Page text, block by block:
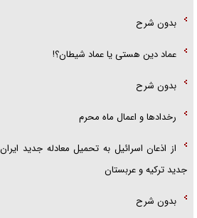
بدون شرح
عماد دین هستی یا عماد شیطان؟!
بدون شرح
رخداد‌ها و اعمال ماه محرم
از اذعان اسرائیل به تحمیل معادله جدید
جدید ترکیه و عربستان
بدون شرح